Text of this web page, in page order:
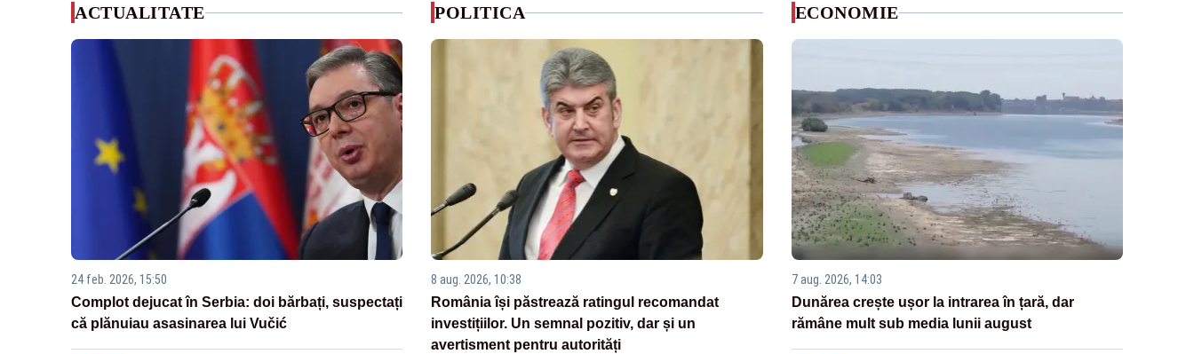
ACTUALITATE
24 feb. 2026, 15:50
Complot dejucat în Serbia: doi bărbați, suspectați
că plănuiau asasinarea lui Vučić
POLITICA
8 aug. 2026, 10:38
România își păstrează ratingul recomandat
investițiilor. Un semnal pozitiv, dar și un
avertisment pentru autorități
ECONOMIE
7 aug. 2026, 14:03
Dunărea crește ușor la intrarea în țară, dar
rămâne mult sub media lunii august